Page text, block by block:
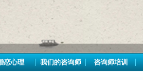
恋心理 我们的咨询师 咨询师培训